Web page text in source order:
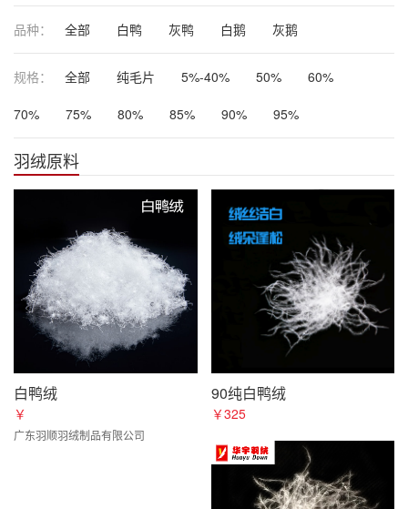
品种： 全部 白鸭 灰鸭 白鹅 灰鹅
规格： 全部 纯毛片 5%-40% 50% 60%
70% 75% 80% 85% 90% 95%
羽绒原料
白鸭绒
￥
广东羽顺羽绒制品有限公司
90纯白鸭绒
￥325